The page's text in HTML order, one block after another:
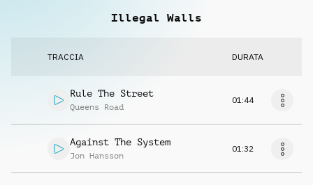
Illegal Walls
TRACCIA DURATA
Rule The Street
Queens Road
01:44
Against The System
Jon Hansson
01:32